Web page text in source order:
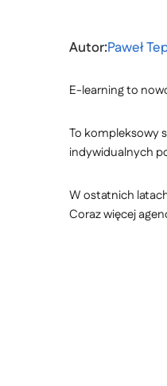
Autor:Paweł
E-learning to
To kompleksowy
indywidualnych
W ostatnich
Coraz więcej